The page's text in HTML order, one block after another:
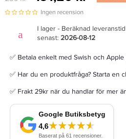
Ingen recension
I lager - Beräknad
senast: 2026-08-12
✅ Betala enkelt med Swish och Apple
✅ Har du en produktfråga? Starta en
✅ Frakt 29kr när du handlar för mer